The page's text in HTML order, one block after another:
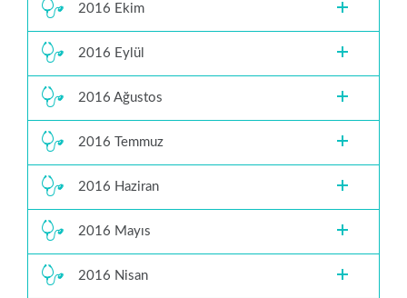
2016 Ekim
2016 Eylül
2016 Ağustos
2016 Temmuz
2016 Haziran
2016 Mayıs
2016 Nisan